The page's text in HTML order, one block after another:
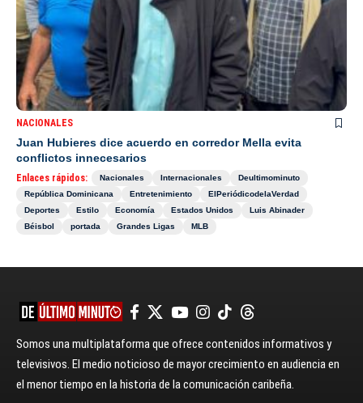
NACIONALES
Juan Hubieres dice acuerdo en corredor Mella evita
conflictos innecesarios
Enlaces rápidos: Nacionales Internacionales
Deultimominuto
República Dominicana
Entretenimiento
ElPeriódicodelaVerdad
Deportes
Estilo Economía Estados Unidos
Luis Abinader
Béisbol
portada Grandes Ligas MLB
Somos una multiplataforma que ofrece contenidos informativos y
televisivos. El medio noticioso de mayor crecimiento en audiencia en
el menor tiempo en la historia de la comunicación caribeña.